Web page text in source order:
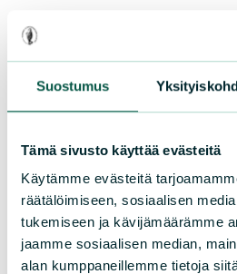
Suostumus
Tämä sivusto käyttää evästeitä
Käytämme evästeitä
räätälöimiseen, sosiaalisen
tukemiseen ja kävijämäärämme
jaamme sosiaalisen median,
alan kumppaneillemme tietoja
siirtymästä ja Lapin
Lue lisää